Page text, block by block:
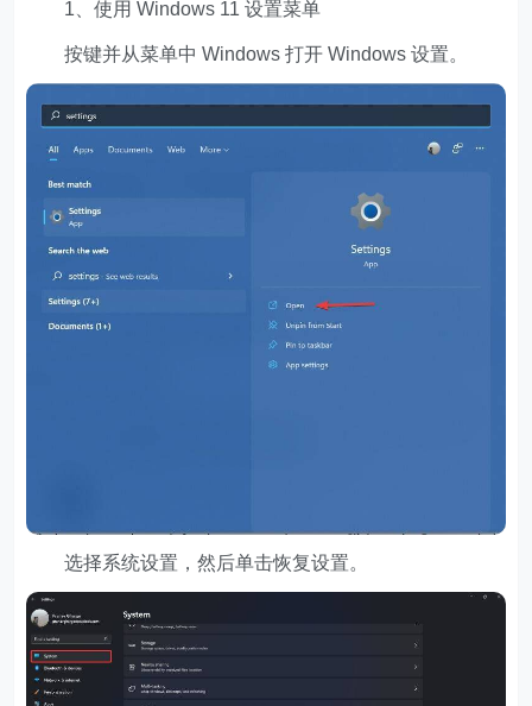
1、使用 Windows 11 设置菜单
按键并从菜单中 Windows 打开 Windows 设置。
选择系统设置，然后单击恢复设置。